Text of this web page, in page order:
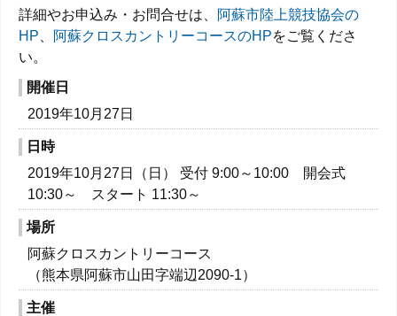
詳細やお申込み・お問合せは、
阿蘇市陸上競技協会の
HP
阿蘇クロスカントリーコースのHPをご覧くださ
い。
開催日
2019年10月27日
日時
2019年10月27日（日） 受付 9:00～10:00 開会式
10:30～ スタート 11:30～
場所
阿蘇クロスカントリーコース
（熊本県阿蘇市山田字端辺2090-1）
主催